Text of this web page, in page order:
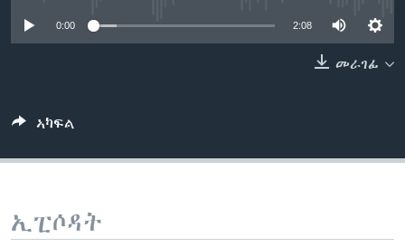
ቋንቋታት
0:00 2:08
መራገፊ
ኣካፍል
ኢፒሶዳት